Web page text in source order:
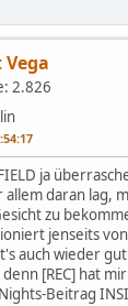
2.826
ja
allem daran lag,
zu
jenseits
auch wieder
[REC] hat
Beitrag